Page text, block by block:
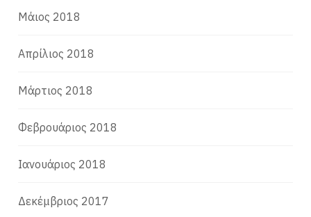
Μάιος 2018
Απρίλιος 2018
Μάρτιος 2018
Φεβρουάριος 2018
Ιανουάριος 2018
Δεκέμβριος 2017